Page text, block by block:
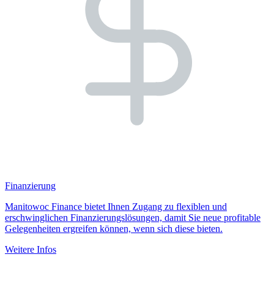
Finanzierung
Manitowoc Finance bietet Ihnen Zugang zu flexiblen und
erschwinglichen Finanzierungslösungen, damit Sie neue profitable
Gelegenheiten ergreifen können, wenn sich diese bieten.
Weitere Infos